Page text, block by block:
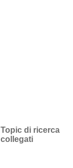
Topic di ricerca
collegati